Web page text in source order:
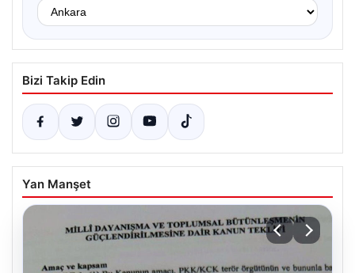
Bizi Takip Edin
Yan Manşet